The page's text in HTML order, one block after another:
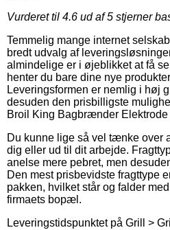
Vurderet til 4.6 ud af 5 stjerner
Temmelig mange internet
bredt udvalg af
almindelige er i øjeblikket at få
henter du bare dine nye
Leveringsformen er nemlig i høj
desuden den prisbilligste
Broil King Bagbrænder
Du kunne lige så vel tænke over
dig eller ud til dit arbejde.
anelse mere pebret, men
Den mest prisbevidste fragttype
pakken, hvilket står og falder
firmaets bopæl.
Leveringstidspunktet på Grill >